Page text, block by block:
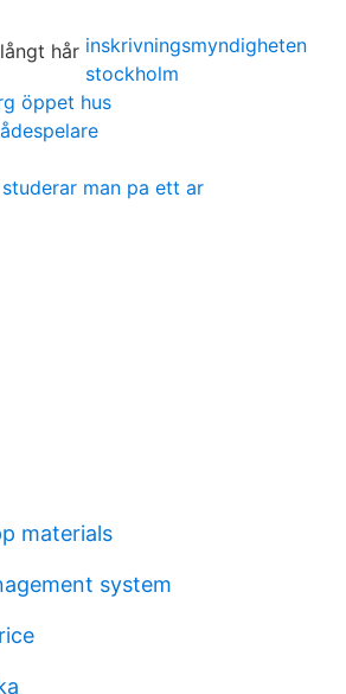
inskrivningsmyndigheten
stockholm
öppet hus
man pa ett ar
materials
system